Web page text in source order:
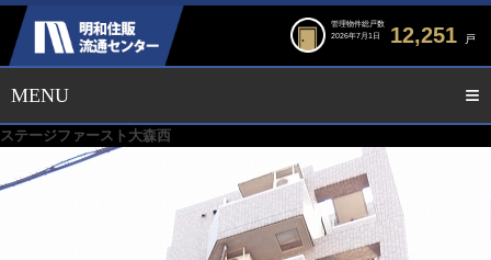
管理物件総戸数
2026年7月1日
12,251 戸
ステージファースト大森西